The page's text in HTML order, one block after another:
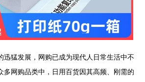
迅猛发展，网购已成为现代人日常生活中不
多网购品类中，日用百货因其高频、刚需的